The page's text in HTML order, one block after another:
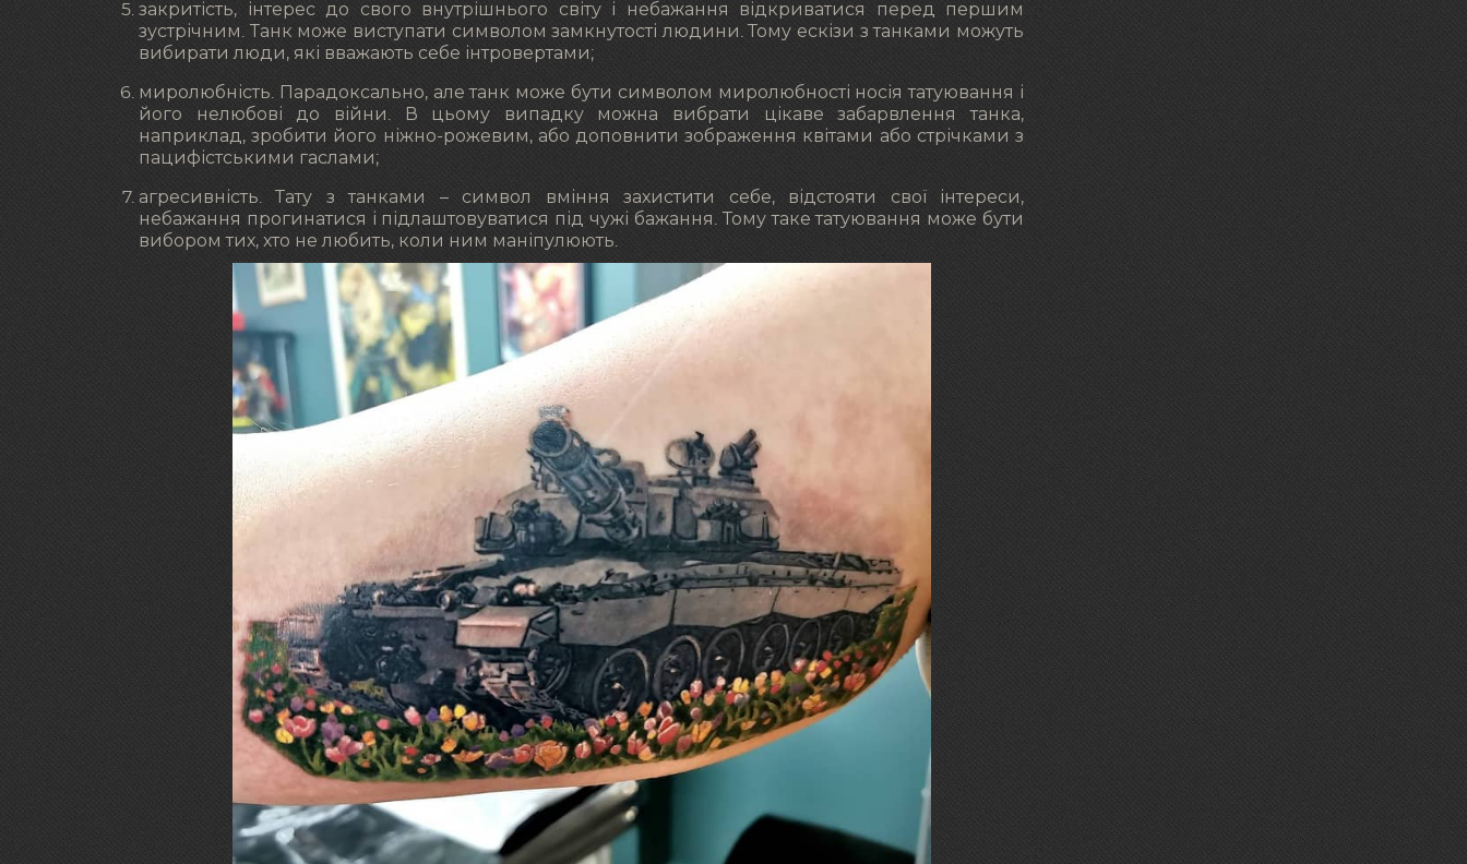
закритість, інтерес до свого внутрішнього світу і небажання відкриватися перед першим
зустрічним. Танк може виступати символом замкнутості людини. Тому ескізи з танками можуть
вибирати люди, які вважають себе інтровертами;
миролюбність. Парадоксально, але танк може бути символом миролюбності носія татуювання і
його нелюбові до війни. В цьому випадку можна вибрати цікаве забарвлення танка,
наприклад, зробити його ніжно-рожевим, або доповнити зображення квітами або стрічками з
пацифістськими гаслами;
агресивність. Тату з танками – символ вміння захистити себе, відстояти свої інтереси,
небажання прогинатися і підлаштовуватися під чужі бажання. Тому таке татуювання може бути
вибором тих, хто не любить, коли ним маніпулюють.